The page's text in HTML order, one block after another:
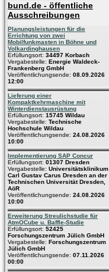
bund.de - öffentliche
Ausschreibungen
Planungsleistungen für die
Errichtung von zwei
Mobilfunkmasten in Böhne und
Volkardinghausen
Erfüllungsort: 34497 Korbach
Vergabestelle: Energie Waldeck-
Frankenberg GmbH
Veröffentlichungsende: 08.09.2026
12:00
Lieferung einer
Kompaktkehrmaschine mit
Winterdienstausrüstung
Erfüllungsort: 15745 Wildau
Vergabestelle: Technische
Hochschule Wildau
Veröffentlichungsende: 24.08.2026
10:00
Implementierung SAP Concur
Erfüllungsort: 01307 Dresden
Vergabestelle: Universitätsklinikum
Carl Gustav Carus Dresden an der
Technischen Universität Dresden,
AöR
Veröffentlichungsende: 24.08.2026
10:00
Erweiterung Streulichstudie für
AtmOCube u. Baffle-Studie
Erfüllungsort: 52425
Forschungszentrum Jülich GmbH
Vergabestelle: Forschungszentrum
Jülich GmbH
Veröffentlichungsende: 07.11.2026
00:00